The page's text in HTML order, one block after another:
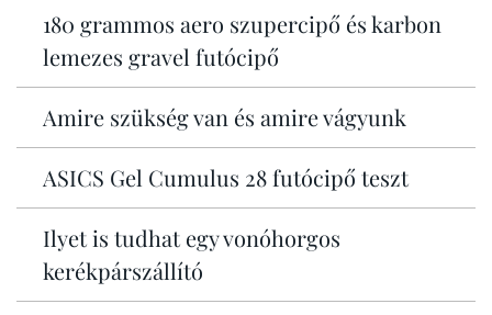
180 grammos aero szupercipő és karbon
lemezes gravel futócipő
Amire szükség van és amire vágyunk
ASICS Gel Cumulus 28 futócipő teszt
Ilyet is tudhat egy vonóhorgos
kerékpárszállító